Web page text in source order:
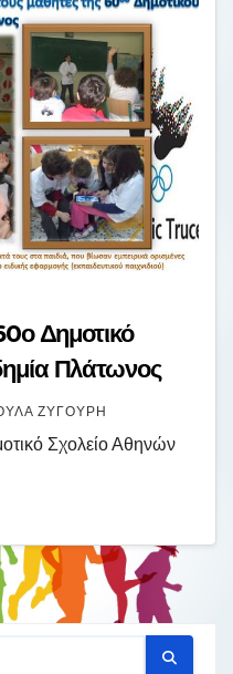
Δημοτικό
Πλάτωνος
ΖΥΓΟΎΡΗ
Σχολείο Αθηνών